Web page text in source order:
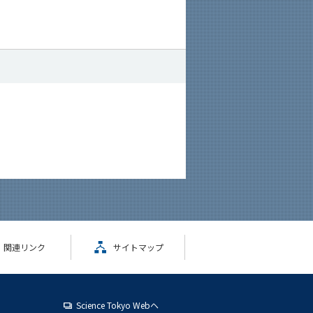
関連リンク サイトマップ
Science Tokyo Webヘ